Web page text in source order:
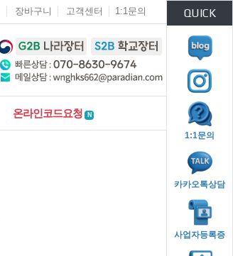
QUICK
1:1문의
카카오톡상담
사업자등록증
장바구니 고객센터 1:1문의
온라인코드요청 N